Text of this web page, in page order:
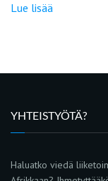
Lue lisää
YHTEISTYÖTÄ?
Haluatko viedä